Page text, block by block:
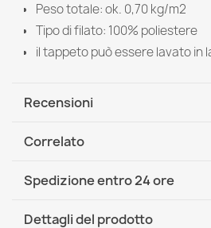
Peso totale: ok. 0,70 kg/m2
Tipo di filato: 100% poliestere
il tappeto può essere lavato in
Recensioni
Correlato
Spedizione entro 24 ore
DHL / GLS International
Dettagli del prodotto